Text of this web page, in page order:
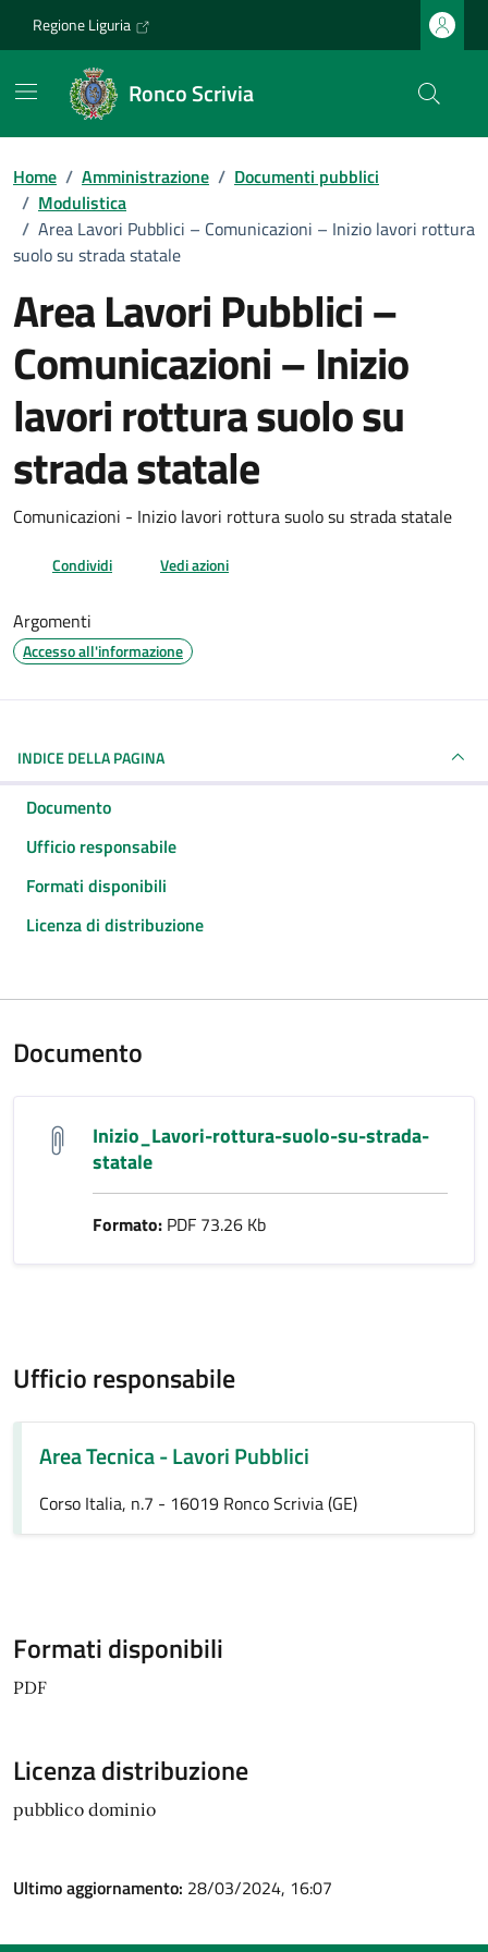
Regione Liguria
Ronco Scrivia
Home / Amministrazione / Documenti pubblici
/ Modulistica
/ Area Lavori Pubblici – Comunicazioni – Inizio lavori rottura
suolo su strada statale
Area Lavori Pubblici –
Comunicazioni – Inizio
lavori rottura suolo su
strada statale
Dettagli del documento
Comunicazioni - Inizio lavori rottura suolo su strada statale
Condividi Vedi azioni
Argomenti
Accesso all'informazione
INDICE DELLA PAGINA
Documento
Ufficio responsabile
Formati disponibili
Licenza di distribuzione
Documento
Inizio_Lavori-rottura-suolo-su-strada-
statale
Formato: PDF 73.26 Kb
Ufficio responsabile
Area Tecnica - Lavori Pubblici
Corso Italia, n.7 - 16019 Ronco Scrivia (GE)
Formati disponibili
PDF
Licenza distribuzione
pubblico dominio
Ultimo aggiornamento: 28/03/2024, 16:07